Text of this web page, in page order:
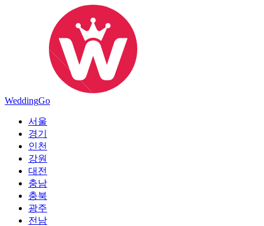
WeddingGo
서울
경기
인천
강원
대전
충남
충북
광주
전남